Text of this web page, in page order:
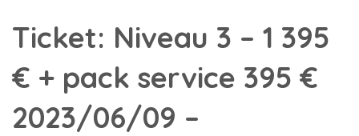
Ticket: Niveau 3 – 1 395
€ + pack service 395 €
2023/06/09 –